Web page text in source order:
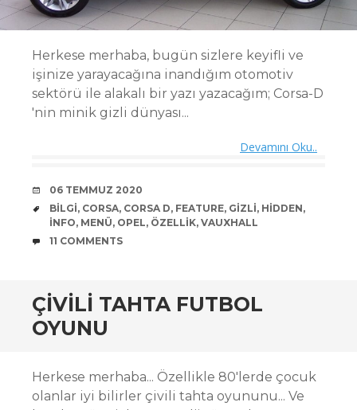
Herkese merhaba, bugün sizlere keyifli ve
işinize yarayacağına inandığım otomotiv
sektörü ile alakalı bir yazı yazacağım; Corsa-D
'nin minik gizli dünyası...
Devamını Oku..
DATE
06 TEMMUZ 2020
TAGS
BILGI, CORSA, CORSA D, FEATURE, GIZLI, HIDDEN,
INFO, MENÜ, OPEL, ÖZELLIK, VAUXHALL
COMMENTS
11 COMMENTS
ÇIVILI TAHTA FUTBOL
OYUNU
Herkese merhaba... Özellikle 80'lerde çocuk
olanlar iyi bilirler çivili tahta oyununu... Ve